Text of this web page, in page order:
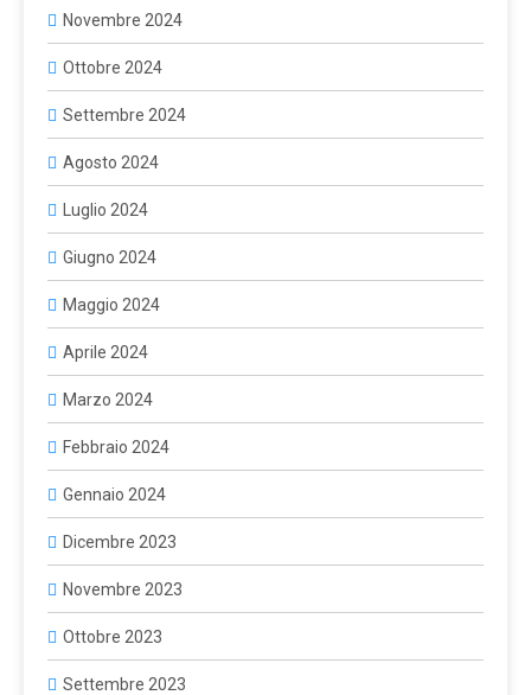
Novembre 2024
Ottobre 2024
Settembre 2024
Agosto 2024
Luglio 2024
Giugno 2024
Maggio 2024
Aprile 2024
Marzo 2024
Febbraio 2024
Gennaio 2024
Dicembre 2023
Novembre 2023
Ottobre 2023
Settembre 2023